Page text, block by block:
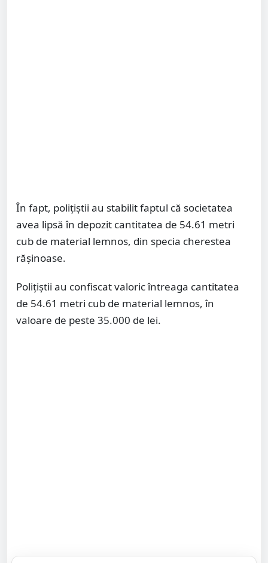
În fapt, polițiștii au stabilit faptul că societatea
avea lipsă în depozit cantitatea de 54.61 metri
cub de material lemnos, din specia cherestea
rășinoase.
Polițiștii au confiscat valoric întreaga cantitatea
de 54.61 metri cub de material lemnos, în
valoare de peste 35.000 de lei.